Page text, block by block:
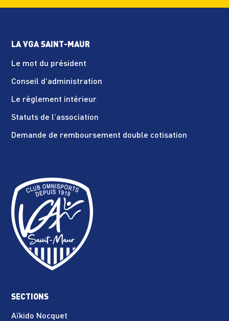
LA VGA SAINT-MAUR
Le mot du président
Conseil d’administration
Le règlement intérieur
Statuts de l’association
Demande de remboursement double cotisation
SECTIONS
Aïkido Nocquet